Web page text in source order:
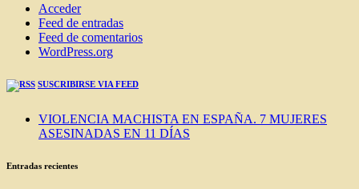
Acceder
Feed de entradas
Feed de comentarios
WordPress.org
SUSCRIBIRSE VIA FEED
VIOLENCIA MACHISTA EN ESPAÑA. 7 MUJERES
ASESINADAS EN 11 DÍAS
Entradas recientes